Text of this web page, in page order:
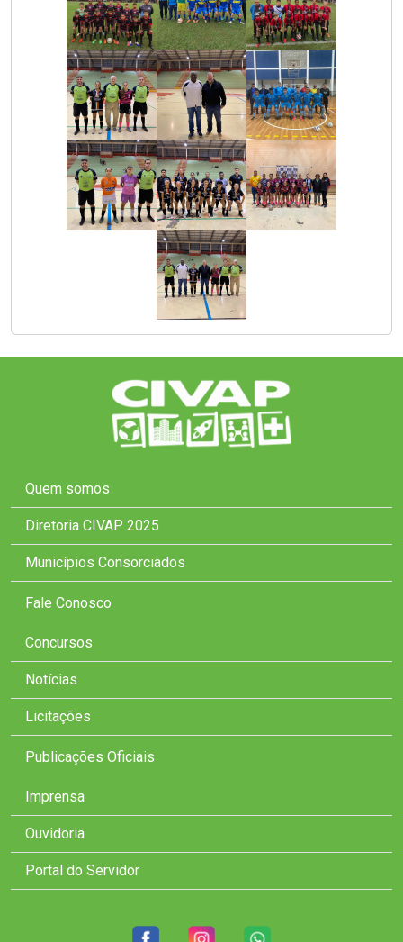
Quem somos
Diretoria CIVAP 2025
Municípios Consorciados
Fale Conosco
Concursos
Notícias
Licitações
Publicações Oficiais
Imprensa
Ouvidoria
Portal do Servidor